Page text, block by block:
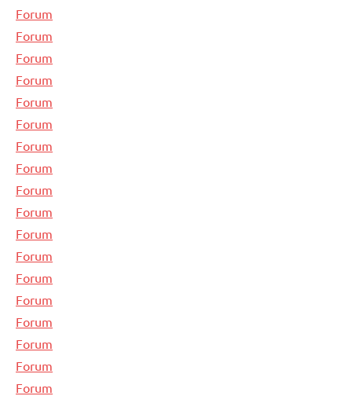
Forum
Forum
Forum
Forum
Forum
Forum
Forum
Forum
Forum
Forum
Forum
Forum
Forum
Forum
Forum
Forum
Forum
Forum